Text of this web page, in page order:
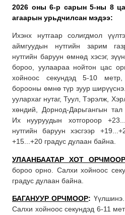
2026 оны 6-р сарын 5-ны 8
агаарын урьдчилсан мэдээ:
Ихэнх нутгаар солигдмол
аймгуудын нутгийн зарим
нутгийн баруун өмнөд хэсэг,
бороо, уулаараа нойтон цас
хойноос секундэд 5-10
борооны өмнө түр зуур
уулархаг нутаг, Туул, Тэрэлж,
хөндий, Дорнод-Дарьгангын
Их нууруудын хотгороор
нутгийн баруун хэсгээр
+15...+20 градус дулаан байна.
УЛААНБААТАР ХОТ ОРЧМООР
бороо орно. Салхи хойноос
градус дулаан байна.
БАГАНУУР ОРЧМООР:
Салхи хойноос секундэд 6-11